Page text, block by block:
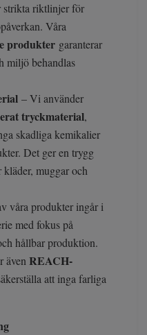
strikta riktlinjer för
Våra
produkter garanterar
miljö behandlas
– Vi använder
tryckmaterial,
skadliga kemikalier
Det ger en trygg
muggar och
våra produkter ingår i
med fokus på
hållbar produktion.
även REACH-
att inga farliga